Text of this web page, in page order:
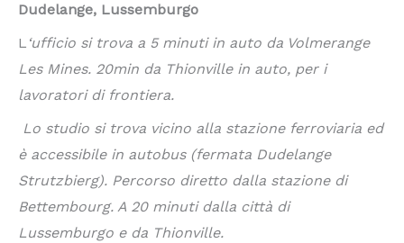
Dudelange, Lussemburgo
L ‘ufficio si trova a 5 minuti in auto da Volmerange
Les Mines. 20min da Thionville in auto, per i
lavoratori di frontiera.
Lo studio si trova vicino alla stazione ferroviaria ed
è accessibile in autobus (fermata Dudelange
Strutzbierg). Percorso diretto dalla stazione di
Bettembourg. A 20 minuti dalla città di
Lussemburgo e da Thionville.